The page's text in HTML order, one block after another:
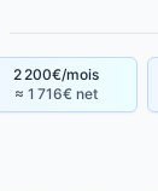
2 200€/mois
≈ 1 716€ net